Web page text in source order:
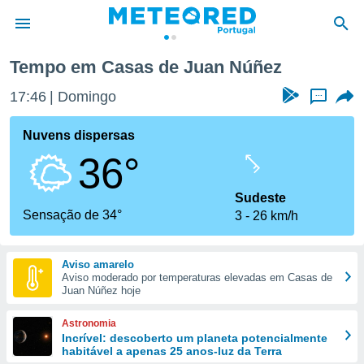
da
foi
fornecidas
a este
das
e
forma
digital
Tempo em Casas de Juan Núñez
17:46 Domingo ...
Nuvens dispersas
36°
Sensação de 34°
Sudeste
3
26 km/h
Aviso amarelo
Aviso moderado por temperaturas elevadas em Casas de
Juan Núñez hoje
Astronomia
Incrível: descoberto um planeta potencialmente
habitável a apenas 25 anos-luz da Terra